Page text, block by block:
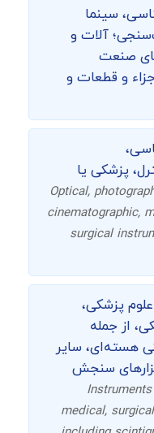
سینما
آلات و
صنعت
و قطعات و
پزشکی یا
Optical,
cinematographic,
surgical
علوم پزشکی،
از جمله
هسته‌ای، سایر
سنجش
medical,